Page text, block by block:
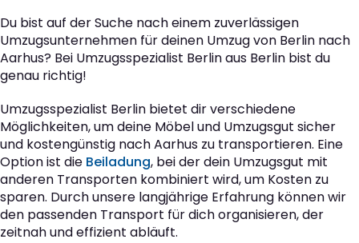
Du bist auf der Suche nach einem zuverlässigen
Umzugsunternehmen für deinen Umzug von Berlin nach
Aarhus? Bei Umzugsspezialist Berlin aus Berlin bist du
genau richtig!
Umzugsspezialist Berlin bietet dir verschiedene
Möglichkeiten, um deine Möbel und Umzugsgut sicher
und kostengünstig nach Aarhus zu transportieren. Eine
Option ist die Beiladung, bei der dein Umzugsgut mit
anderen Transporten kombiniert wird, um Kosten zu
sparen. Durch unsere langjährige Erfahrung können wir
den passenden Transport für dich organisieren, der
zeitnah und effizient abläuft.